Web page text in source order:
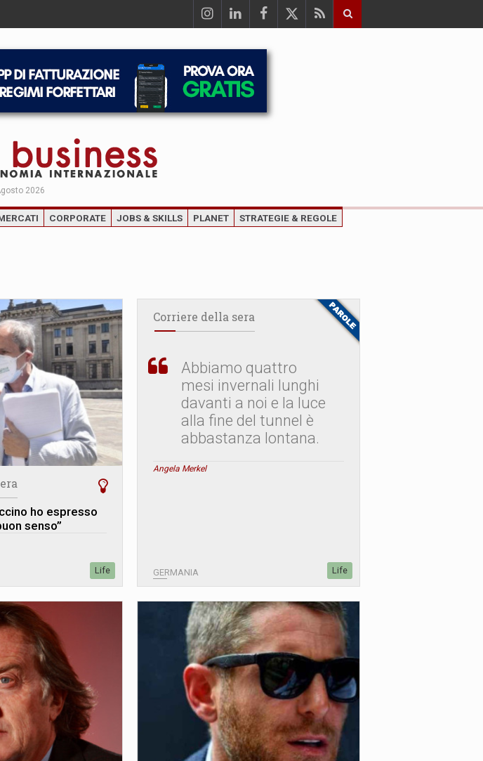
2026
CORPORATE JOBS & SKILLS PLANET STRATEGIE & REGOLE
ho espresso
senso”
Life
Corriere della sera
Abbiamo quattro
mesi invernali lunghi
davanti a noi e la luce
alla fine del tunnel è
abbastanza lontana.
Angela Merkel
GERMANIA Life